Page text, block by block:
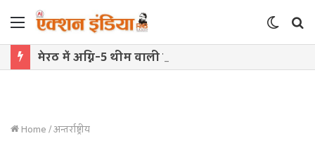
Menu
Switch
skin
Home/अन्तर्राष्ट्रीय